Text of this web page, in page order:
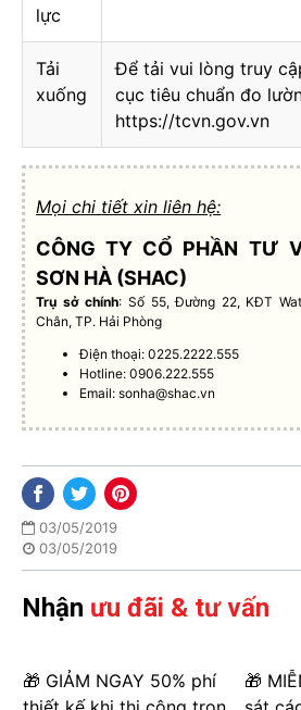
lực
Tải
xuống
Để tải vui lòng truy
cục tiêu chuẩn đo
https://tcvn.gov.vn
Mọi chi tiết xin liên hệ:
CÔNG TY CỔ PHẦN TƯ
SƠN HÀ (SHAC)
Trụ sở chính: Số 55, Đường 22, KĐT
Chân, TP. Hải Phòng
Điện thoại: 0225.2222.555
Hotline: 0906.222.555
Email:sonha@shac.vn
03/05/2019
03/05/2019
Nhận ưu đãi & tư vấn
🎁 GIẢM NGAY 50% phí
🎁